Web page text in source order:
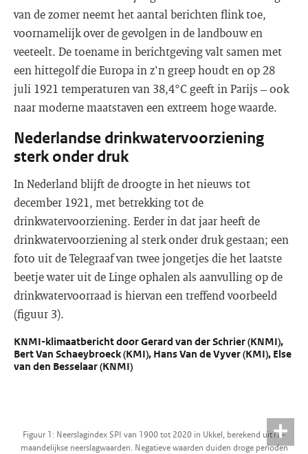
van de zomer neemt het aantal berichten flink toe,
voornamelijk over de gevolgen in de landbouw en
veeteelt. De toename in berichtgeving valt samen met
een hittegolf die Europa in z'n greep houdt en op 28
juli 1921 temperaturen van 38,4°C geeft in Parijs – ook
naar moderne maatstaven een extreem hoge waarde.
Nederlandse drinkwatervoorziening
sterk onder druk
In Nederland blijft de droogte in het nieuws tot
december 1921, met betrekking tot de
drinkwatervoorziening. Eerder in dat jaar heeft de
drinkwatervoorziening al sterk onder druk gestaan; een
foto uit de Telegraaf van twee jongetjes die het laatste
beetje water uit de Linge ophalen als aanvulling op de
drinkwatervoorraad is hiervan een treffend voorbeeld
(figuur 3).
KNMI-klimaatbericht door Gerard van der Schrier (KNMI),
Bert Van Schaeybroeck (KMI), Hans Van de Vyver (KMI), Else
van den Besselaar (KNMI)
Figuur 1: Neerslagindex SPI van 1900 tot 2020 in Ukkel, berekend uit12-
maandelijkse neerslagwaarden. Negatieve waarden duiden droge perioden